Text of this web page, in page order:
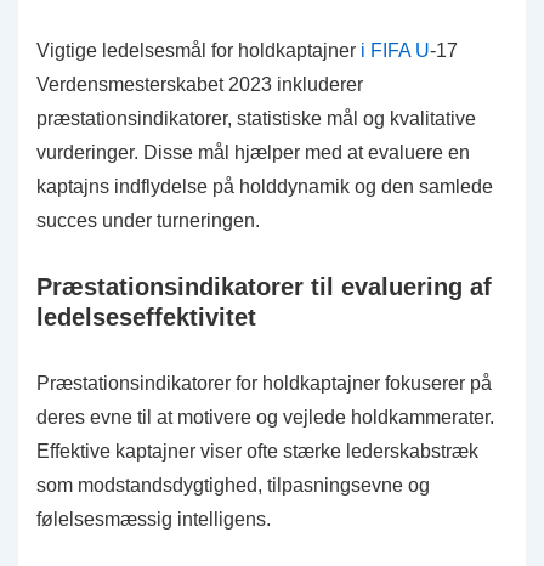
Vigtige ledelsesmål for holdkaptajner i FIFA U-17
Verdensmesterskabet 2023 inkluderer
præstationsindikatorer, statistiske mål og kvalitative
vurderinger. Disse mål hjælper med at evaluere en
kaptajns indflydelse på holddynamik og den samlede
succes under turneringen.
Præstationsindikatorer til evaluering af
ledelseseffektivitet
Præstationsindikatorer for holdkaptajner fokuserer på
deres evne til at motivere og vejlede holdkammerater.
Effektive kaptajner viser ofte stærke lederskabstræk
som modstandsdygtighed, tilpasningsevne og
følelsesmæssig intelligens.